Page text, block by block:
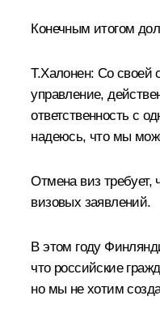
Конечным итогом
Т.Халонен: Со своей
управление,
ответственность с
надеюсь, что мы
Отмена виз требует,
визовых заявлений.
В этом году
что российские
но мы не хотим